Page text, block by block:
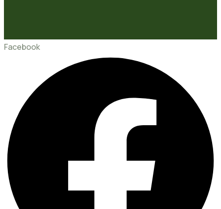
Facebook